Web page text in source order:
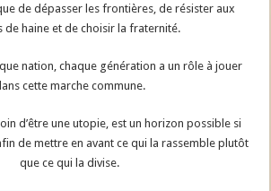
de dépasser les frontières, de résister aux
de haine et de choisir la fraternité.
nation, chaque génération a un rôle à jouer
cette marche commune.
d’être une utopie, est un horizon possible si
de mettre en avant ce qui la rassemble plutôt
que ce qui la divise.